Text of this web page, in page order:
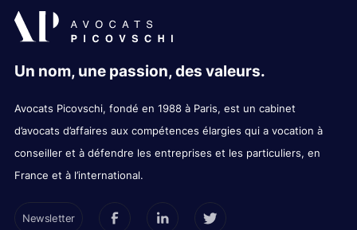
Un nom, une passion, des valeurs.
Avocats Picovschi, fondé en 1988 à Paris, est un cabinet
d’avocats d’affaires aux compétences élargies qui a vocation à
conseiller et à défendre les entreprises et les particuliers, en
France et à l’international.
Newsletter